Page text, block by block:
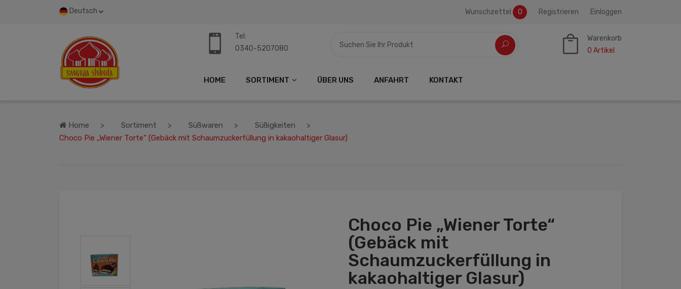
Deutsch Wunschzettel 0 Registrieren Einloggen
Tel:
0340-5207080
Warenkorb
0 Artikel
HOME SORTIMENT ÜBER UNS ANFAHRT KONTAKT
Home Sortiment Süßwaren
Süßigkeiten
Choco Pie „Wiener Torte“ (Gebäck mit Schaumzuckerfüllung in kakaohaltiger Glasur)
Choco Pie „Wiener Torte“
(Gebäck mit
Schaumzuckerfüllung in
kakaohaltiger Glasur)